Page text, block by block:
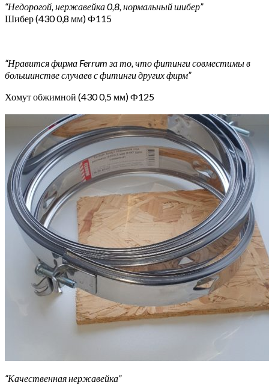
“Недорогой, нержавейка 0,8, нормальный шибер”
Шибер (430 0,8 мм) Ф115
“Нравится фирма Ferrum за то, что фитинги совместимы в
большинстве случаев с фитинги других фирм”
Хомут обжимной (430 0,5 мм) Ф125
“Качественная нержавейка”